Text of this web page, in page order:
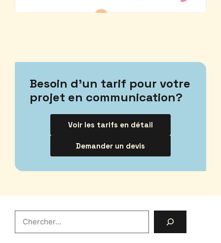
Besoin d’un tarif pour votre
projet en communication?
Voir les tarifs en détail
Demander un devis